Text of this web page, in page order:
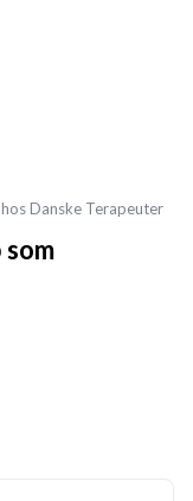
Danske Terapeuter